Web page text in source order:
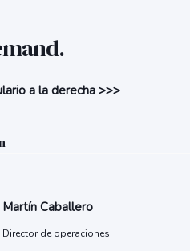
a la derecha >>>
Martín Caballero
Director de operaciones